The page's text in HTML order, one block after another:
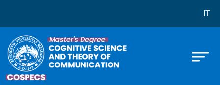
Corso di laurea in Cognitive IT